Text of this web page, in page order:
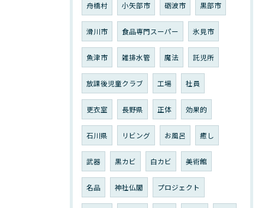
舟橋村 小矢部市 砺波市 黒部市
滑川市 食品専門スーパー 氷見市
魚津市 雑排水管 魔法 託児所
放課後児童クラブ 工場 社員
更衣室 長野県 正体 効果的
石川県 リビング お風呂 癒し
武器 黒カビ 白カビ 美術館
名品 神社仏閣 プロジェクト